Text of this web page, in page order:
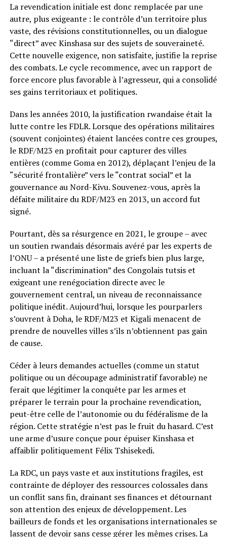
La revendication initiale est donc remplacée par une
autre, plus exigeante : le contrôle d’un territoire plus
vaste, des révisions constitutionnelles, ou un dialogue
“direct” avec Kinshasa sur des sujets de souveraineté.
Cette nouvelle exigence, non satisfaite, justifie la reprise
des combats. Le cycle recommence, avec un rapport de
force encore plus favorable à l’agresseur, qui a consolidé
ses gains territoriaux et politiques.
Dans les années 2010, la justification rwandaise était la
lutte contre les FDLR. Lorsque des opérations militaires
(souvent conjointes) étaient lancées contre ces groupes,
le RDF/M23 en profitait pour capturer des villes
entières (comme Goma en 2012), déplaçant l’enjeu de la
“sécurité frontalière” vers le “contrat social” et la
gouvernance au Nord-Kivu. Souvenez-vous, après la
défaite militaire du RDF/M23 en 2013, un accord fut
signé.
Pourtant, dès sa résurgence en 2021, le groupe – avec
un soutien rwandais désormais avéré par les experts de
l’ONU – a présenté une liste de griefs bien plus large,
incluant la “discrimination” des Congolais tutsis et
exigeant une renégociation directe avec le
gouvernement central, un niveau de reconnaissance
politique inédit. Aujourd’hui, lorsque les pourparlers
s’ouvrent à Doha, le RDF/M23 et Kigali menacent de
prendre de nouvelles villes s’ils n’obtiennent pas gain
de cause.
Céder à leurs demandes actuelles (comme un statut
politique ou un découpage administratif favorable) ne
ferait que légitimer la conquête par les armes et
préparer le terrain pour la prochaine revendication,
peut-être celle de l’autonomie ou du fédéralisme de la
région. Cette stratégie n’est pas le fruit du hasard. C’est
une arme d’usure conçue pour épuiser Kinshasa et
affaiblir politiquement Félix Tshisekedi.
La RDC, un pays vaste et aux institutions fragiles, est
contrainte de déployer des ressources colossales dans
un conflit sans fin, drainant ses finances et détournant
son attention des enjeux de développement. Les
bailleurs de fonds et les organisations internationales se
lassent de devoir sans cesse gérer les mêmes crises. La